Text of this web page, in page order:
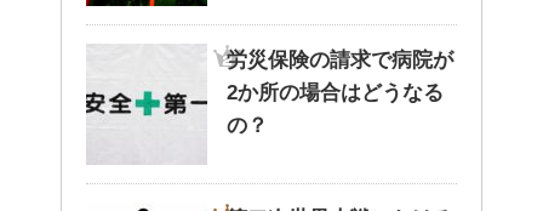
労災保険の請求で病院が
2か所の場合はどうなる
の？